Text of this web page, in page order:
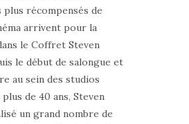
récompensés de
arrivent pour la
le Coffret Steven
le début de salongue et
au sein des studios
de 40 ans, Steven
un grand nombre de